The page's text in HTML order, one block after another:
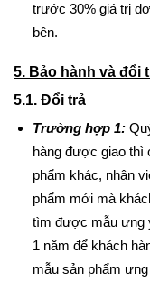
trước 30% giá trị
bên.
5. Bảo hành và đổi
5.1. Đổi trả
Trường hợp 1:
hàng được giao thì
phẩm khác, nhân
phẩm mới mà
tìm được mẫu ưng
1 năm để khách
mẫu sản phẩm